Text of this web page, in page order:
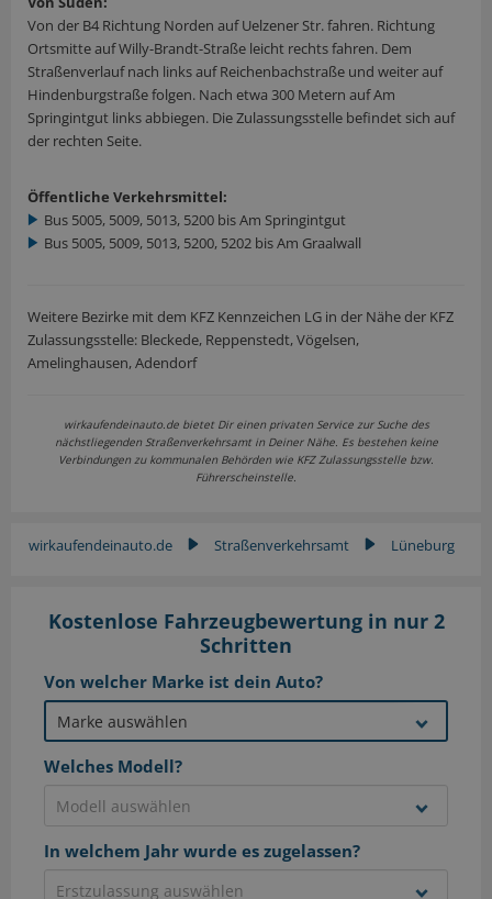
Von der B4 Richtung Norden auf Uelzener Str. fahren. Richtung
Ortsmitte auf Willy-Brandt-Straße leicht rechts fahren. Dem
Straßenverlauf nach links auf Reichenbachstraße und weiter auf
Hindenburgstraße folgen. Nach etwa 300 Metern auf Am
Springintgut links abbiegen. Die Zulassungsstelle befindet sich auf
der rechten Seite.
Öffentliche Verkehrsmittel:
Bus 5005, 5009, 5013, 5200 bis Am Springintgut
Bus 5005, 5009, 5013, 5200, 5202 bis Am Graalwall
Weitere Bezirke mit dem KFZ Kennzeichen LG in der Nähe der KFZ
Zulassungsstelle: Bleckede, Reppenstedt, Vögelsen,
Amelinghausen, Adendorf
wirkaufendeinauto.de bietet Dir einen privaten Service zur Suche des
nächstliegenden Straßenverkehrsamt in Deiner Nähe. Es bestehen keine
Verbindungen zu kommunalen Behörden wie KFZ Zulassungsstelle bzw.
Führerscheinstelle.
wirkaufendeinauto.de Straßenverkehrsamt Lüneburg
Kostenlose Fahrzeugbewertung in nur 2
Schritten
Von welcher Marke ist dein Auto?
Welches Modell?
In welchem Jahr wurde es zugelassen?